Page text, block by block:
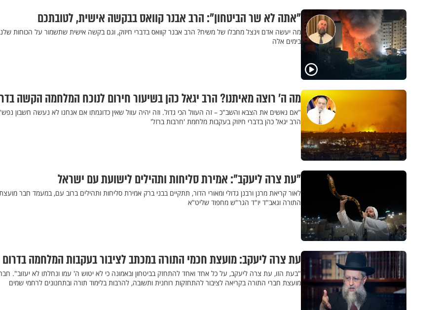
"אתה לא שר הביטחון": הרב אבנר קוואס בבקשה אישית, לטובתכם
מה יעשה אדם וינצל מחבלו של משיח? הרב אבנר קוואס בדברי חיזוק, וגם בקשה אישית שתשמור על הכוחות
בימים אלה
מה ה' רוצה מאיתנו? הרב יגאל כהן בשיעור חירום לנוכח המלחמה הקשה
"אם נאשים את הצבא והשב"כ – זה העוול הכי גדול. וזה יהיה עוול שאין כדוגמתו אם אנחנו לא נעשה חשבון
הרב יגאל כהן בדברי חיזוק בעקבות מלחמת 'חרבות ברזל'
"עת צרה ליעקב": אמירת סליחות ותהילים לישועת עם ישראל
לאור קריאת מרנן ורבנן גדולי ומאורי הדור, תתקיים בבני ברק אמירת סליחות ותהילים ברוב עם, במעמד חבר
התורה וגאב"ד יו"ד הגר"ש מחפוד שליט"א
עת צרה ליעקב: מועצת חכמי התורה במכתב לציבור בעקבות המלחמה בדרום
"בעת הזו, עת צרה ליעקב, על כל אחד ואחד להתחזק בביטחון ובאמונה כי לא יטוש ה' עמו ונחלתו לא יעזוב".
מועצת חברי התורה בקריאה לציבור להתחזקות רוחנית ותשובה, להרבות בלימוד תורה ובתחנונים לרחמי שמים